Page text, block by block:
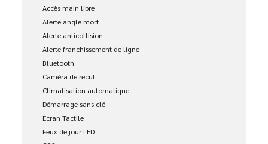
Accès main libre
Alerte angle mort
Alerte anticollision
Alerte franchissement de ligne
Bluetooth
Caméra de recul
Climatisation automatique
Démarrage sans clé
Écran Tactile
Feux de jour LED